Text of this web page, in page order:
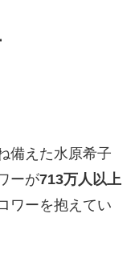
備えた水原希子
ーが713万人以上
ワーを抱えてい